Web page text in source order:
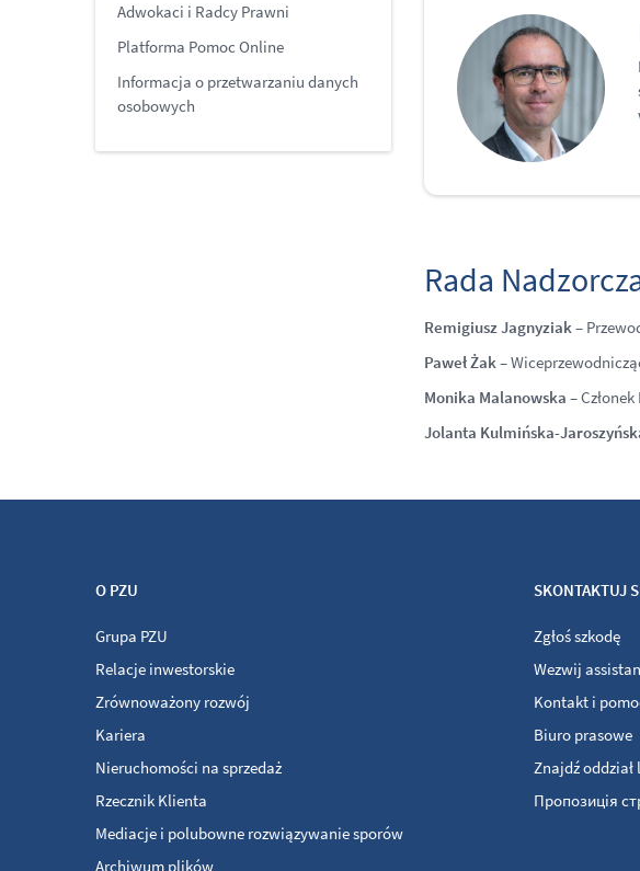
Adwokaci i Radcy Prawni
Platforma Pomoc Online
Informacja o przetwarzaniu danych
osobowych
Rada
Remigiusz Jagnyziak–
Paweł Żak–
Monika Malanowska –
Jolanta Kulmińska-
O PZU
Grupa PZU
Relacje inwestorskie
Zrównoważony rozwój
Kariera
Nieruchomości na sprzedaż
Rzecznik Klienta
Mediacje i polubowne rozwiązywanie sporów
Archiwum plików
SKONTAKTUJ
Zgłoś szkodę
Wezwij
Kontakt i
Biuro prasowe
Znajdź oddział
Пропозиція